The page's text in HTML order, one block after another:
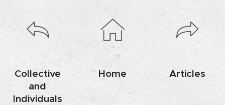
Collective
and
Individuals
Home Articles